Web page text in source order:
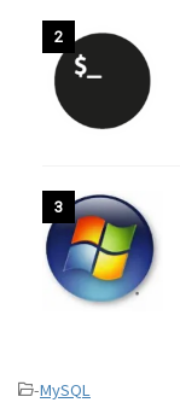
2
3
-MySQL